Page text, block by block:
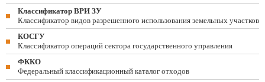
Классификатор ВРИ ЗУ
Классификатор видов разрешенного использования земельных участков
КОСГУ
Классификатор операций сектора государственного управления
ФККО
Федеральный классификационный каталог отходов